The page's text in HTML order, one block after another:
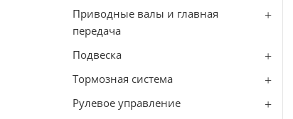
Приводные валы и главная
передача
Подвеска
Тормозная система
Рулевое управление